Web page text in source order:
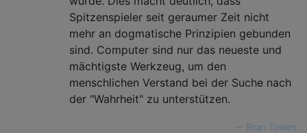
Spitzenspieler seit geraumer Zeit nicht
mehr an dogmatische Prinzipien gebunden
sind. Computer sind nur das neueste und
mächtigste Werkzeug, um den
menschlichen Verstand bei der Suche nach
der "Wahrheit" zu unterstützen.
Brian Towers